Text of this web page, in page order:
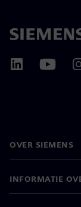
OVER SIEMENS
INFORMATIE